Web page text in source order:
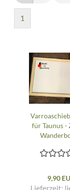
1
für Taunus -
9,90
Lieferzeit: